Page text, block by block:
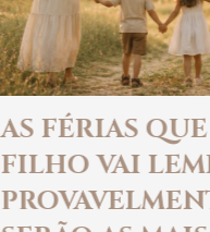
SEU
NÃO